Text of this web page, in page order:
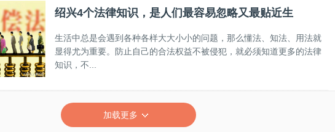
绍兴4个法律知识，是人们最容易忽略又最贴近生
生活中总是会遇到各种各样大大小小的问题，那么懂法、知法、用法就
显得尤为重要。防止自己的合法权益不被侵犯，就必须知道更多的法律
知识，不...
加载更多